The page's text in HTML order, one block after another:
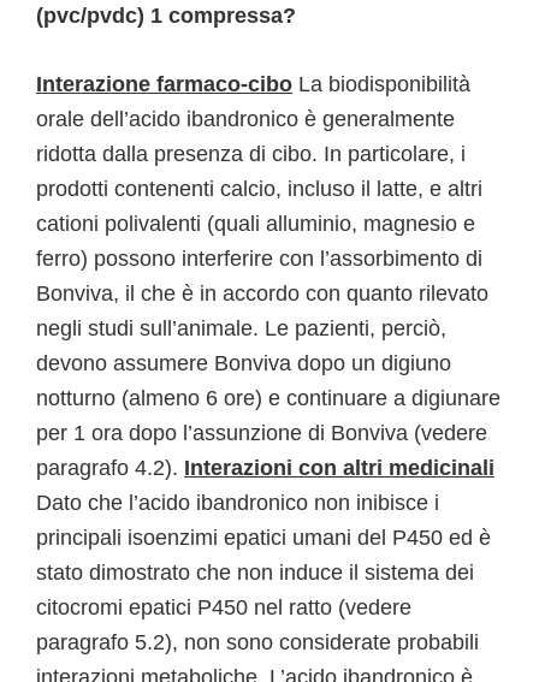
(pvc/pvdc) 1 compressa?
Interazione farmaco-cibo La biodisponibilità
orale dell’acido ibandronico è generalmente
ridotta dalla presenza di cibo. In particolare, i
prodotti contenenti calcio, incluso il latte, e altri
cationi polivalenti (quali alluminio, magnesio e
ferro) possono interferire con l’assorbimento di
Bonviva, il che è in accordo con quanto rilevato
negli studi sull’animale. Le pazienti, perciò,
devono assumere Bonviva dopo un digiuno
notturno (almeno 6 ore) e continuare a digiunare
per 1 ora dopo l’assunzione di Bonviva (vedere
paragrafo 4.2). Interazioni con altri medicinali
Dato che l’acido ibandronico non inibisce i
principali isoenzimi epatici umani del P450 ed è
stato dimostrato che non induce il sistema dei
citocromi epatici P450 nel ratto (vedere
paragrafo 5.2), non sono considerate probabili
interazioni metaboliche. L’acido ibandronico è